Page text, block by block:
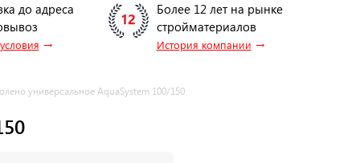
до адреса
→
Более 12 лет на рынке
стройматериалов
История компании →
универсальное AquaSystem 100/150